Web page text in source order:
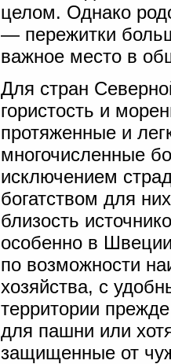
целом. Однако
— пережитки
важное место в
Для стран
гористость и
протяженные и
многочисленные
исключением
богатством для
близость
особенно в
по возможности
хозяйства, с
территории
для пашни или
защищенные от